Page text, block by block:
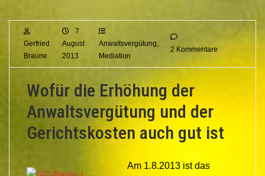
Gerfried
Braune
7.
August
2013
Anwaltsvergütung
Mediation
2 Kommentare
Wofür die Erhöhung der
Anwaltsvergütung und der
Gerichtskosten auch gut ist
Am 1.8.2013 ist das